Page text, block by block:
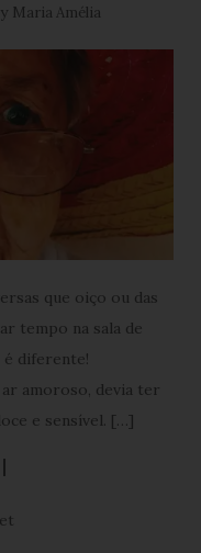
Maria Amélia
que oiço ou das
tempo na sala de
é diferente!
amoroso, devia ter
e sensível. […]